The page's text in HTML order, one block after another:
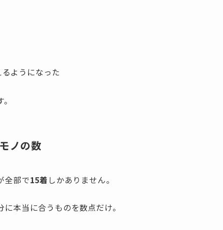
るようになった
ノの数
全部で15着 しかありません。
本当に合うものを数点だけ。